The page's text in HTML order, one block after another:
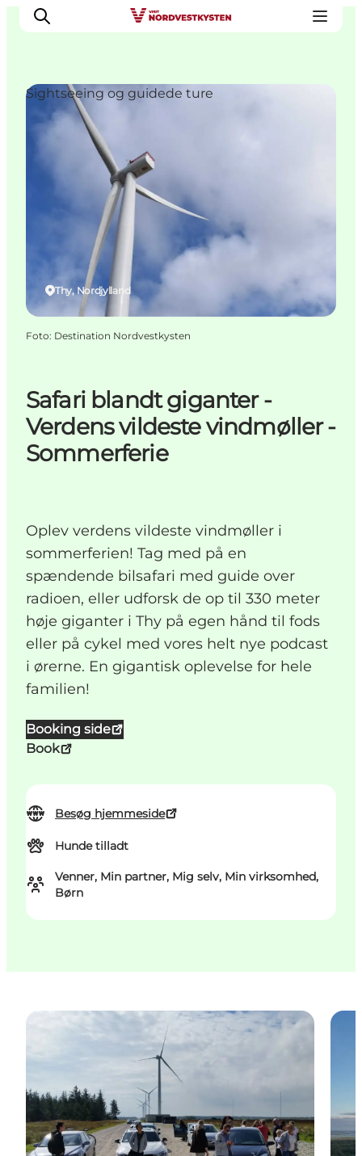
Feriesteder
Inspiration
Handicapvenlig ferie
Overnatning
Planlæg din ferie
Safari blandt giganter -
Verdens vildeste vindmøller -
Sommerferie
Oplev verdens vildeste vindmøller i
sommerferien! Tag med på en
spændende bilsafari med guide over
radioen, eller udforsk de op til 330 meter
høje giganter i Thy på egen hånd til fods
eller på cykel med vores helt nye podcast
i ørerne. En gigantisk oplevelse for hele
familien!
Booking side
Book
Besøg hjemmeside
Hunde tilladt
Venner, Min partner, Mig selv, Min virksomhed,
Børn
Thy, Nordjylland
Sightseeing og guidede ture
Foto: Destination Nordvestkysten